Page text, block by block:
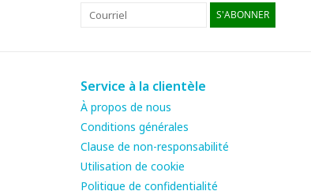
S'ABONNER
Service à la clientèle
À propos de nous
Conditions générales
Clause de non-responsabilité
Utilisation de cookie
Politique de confidentialité